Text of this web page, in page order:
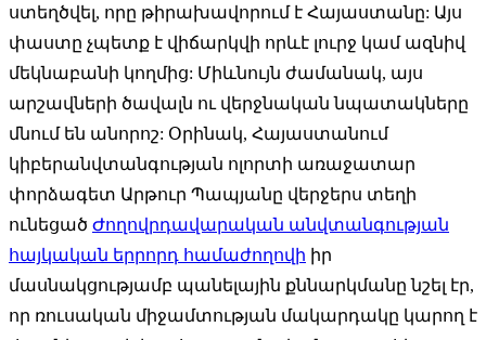
ստեղծվել, որը թիրախավորում է Հայաստանը: Այս
փաստը չպետք է վիճարկվի որևէ լուրջ կամ ազնիվ
մեկնաբանի կողմից: Միևնույն ժամանակ, այս
արշավների ծավալն ու վերջնական նպատակները
մնում են անորոշ: Օրինակ, Հայաստանում
կիբերանվտանգության ոլորտի առաջատար
փորձագետ Արթուր Պապյանը վերջերս տեղի
ունեցած Ժողովրդավարական անվտանգության
հայկական երրորդ համաժողովի իր
մասնակցությամբ պանելային քննարկմանը նշել էր,
որ ռուսական միջամտության մակարդակը կարող է